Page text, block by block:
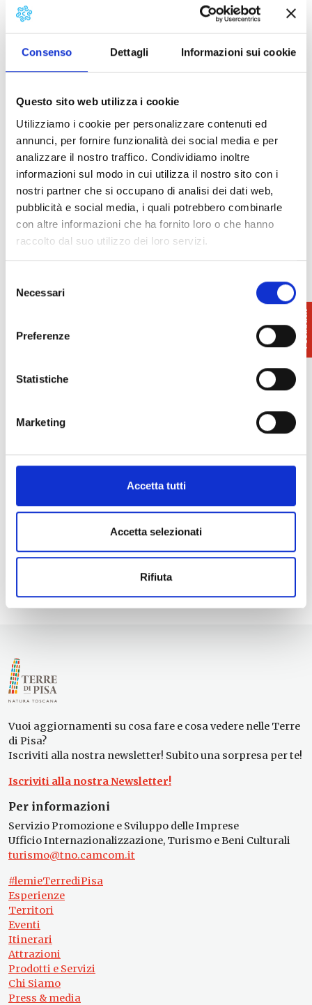
Consenso Dettagli Informazioni sui cookie
Questo sito web utilizza i cookie
Utilizziamo i cookie per personalizzare contenuti ed
annunci, per fornire funzionalità dei social media e per
analizzare il nostro traffico. Condividiamo inoltre
informazioni sul modo in cui utilizza il nostro sito con i
nostri partner che si occupano di analisi dei dati web,
pubblicità e social media, i quali potrebbero combinarle
con altre informazioni che ha fornito loro o che hanno
raccolto dal suo utilizzo dei loro servizi.
delNecessari
Preferenze
Statistiche
Marketing
Accetta tutti
Accetta selezionati
Rifiuta
il palazzo si inserisce nel progetto della piazza. La
sua facciata, dall’intonaco rosato e dagli elementi in
di un potere ordinato e autorevole.
sabato 13 giugnosarà possibile entrare
eccezionalmente in questo edificio e scoprire gli
ambienti accompagnati nella visita. Info e
prenotazioni alla pagina
Vuoi aggiornamenti su cosa fare e cosa vedere nelle Terre
di Pisa?
Iscriviti alla nostra newsletter! Subito una sorpresa per te!
Iscriviti alla nostra Newsletter!
Per informazioni
Servizio Promozione e Sviluppo delle Imprese
Ufficio Internazionalizzazione, Turismo e Beni Culturali
turismo@tno.camcom.it
#lemieTerrediPisa
Esperienze
Territori
Eventi
Itinerari
Attrazioni
Prodotti e Servizi
Chi Siamo
Press & media